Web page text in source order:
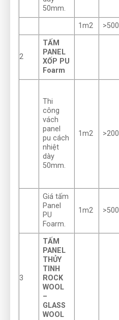
50mm.
1m2 >500
2
TẤM
PANEL
XỐP PU
Foarm
Thi
công
vách
panel
pu cách
nhiệt
dày
50mm.
1m2 >200
Giá tấm
Panel
PU
Foarm.
1m2 >500
3
TẤM
PANEL
THỦY
TINH
ROCK
WOOL
–
GLASS
WOOL